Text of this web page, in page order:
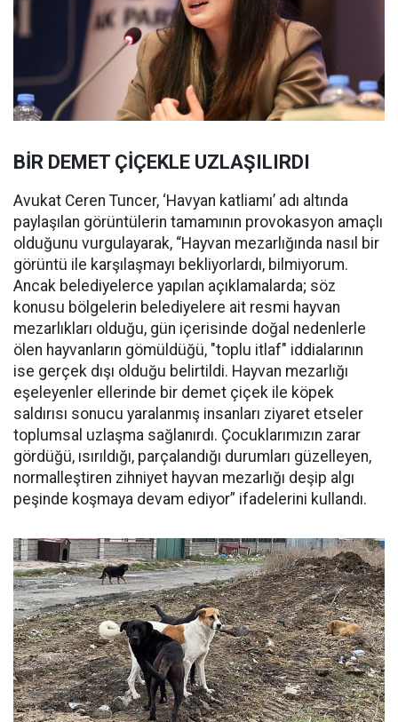
BİR DEMET ÇİÇEKLE UZLAŞILIRDI
Avukat Ceren Tuncer, ‘Havyan katliamı’ adı altında
paylaşılan görüntülerin tamamının provokasyon amaçlı
olduğunu vurgulayarak, “Hayvan mezarlığında nasıl bir
görüntü ile karşılaşmayı bekliyorlardı, bilmiyorum.
Ancak belediyelerce yapılan açıklamalarda; söz
konusu bölgelerin belediyelere ait resmi hayvan
mezarlıkları olduğu, gün içerisinde doğal nedenlerle
ölen hayvanların gömüldüğü, "toplu itlaf" iddialarının
ise gerçek dışı olduğu belirtildi. Hayvan mezarlığı
eşeleyenler ellerinde bir demet çiçek ile köpek
saldırısı sonucu yaralanmış insanları ziyaret etseler
toplumsal uzlaşma sağlanırdı. Çocuklarımızın zarar
gördüğü, ısırıldığı, parçalandığı durumları güzelleyen,
normalleştiren zihniyet hayvan mezarlığı deşip algı
peşinde koşmaya devam ediyor” ifadelerini kullandı.